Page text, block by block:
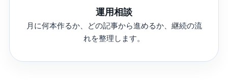
運用相談
月に何本作るか、どの記事から進めるか、継続の流
れを整理します。